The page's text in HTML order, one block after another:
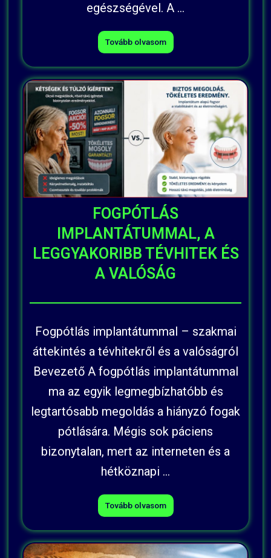
egészségével. A ...
Tovább olvasom
FOGPÓTLÁS
IMPLANTÁTUMMAL, A
LEGGYAKORIBB TÉVHITEK ÉS
A VALÓSÁG
Fogpótlás implantátummal – szakmai
áttekintés a tévhitekről és a valóságról
Bevezető A fogpótlás implantátummal
ma az egyik legmegbízhatóbb és
legtartósabb megoldás a hiányzó fogak
pótlására. Mégis sok páciens
bizonytalan, mert az interneten és a
hétköznapi ...
Tovább olvasom